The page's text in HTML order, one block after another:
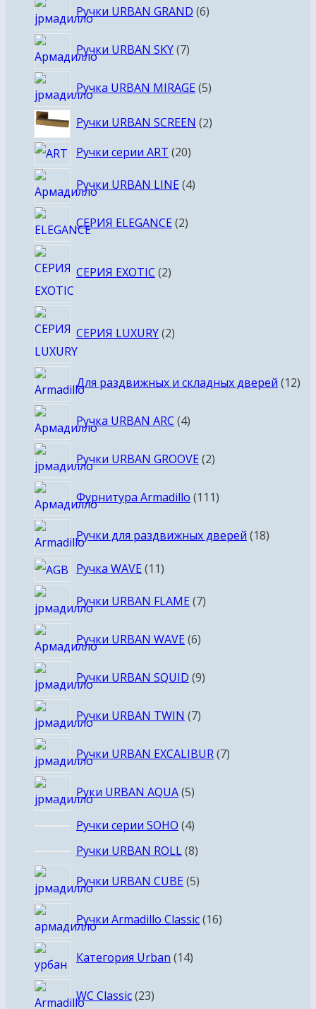
Ручки URBAN GRAND 66
Ручки URBAN SKY 77
Ручка URBAN MIRAGE 55
Ручки URBAN SCREEN 22
Ручки серии ART 2020
Ручки URBAN LINE 44
СЕРИЯ ELEGANCE 22
СЕРИЯ EXOTIC 2товара
СЕРИЯ LUXURY 2товара
Для раздвижных и складных дверей 1212
Ручка URBAN ARC 44
Ручки URBAN GROOVE 22
Фурнитура Armadillo 111111
Ручки для раздвижных дверей 1818
Ручка WAVE 1111
Ручки URBAN FLAME 77
Ручки URBAN WAVE 66
Ручки URBAN SQUID 99
Ручки URBAN TWIN 77
Ручки URBAN EXCALIBUR 77
Руки URBAN AQUA 55
Ручки серии SOHO 44
товара
Ручки URBAN ROLL 88
Ручки URBAN CUBE 55
Ручки Armadillo Classic 1616
Категория Urban 1414
WC Classic 2323